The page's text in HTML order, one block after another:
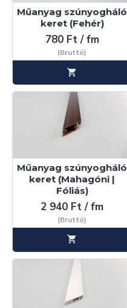
Műanyag szúnyogháló
keret (Fehér)
780 Ft / fm
(Bruttó)
Műanyag szúnyogháló
keret (Mahagóni |
Fóliás)
2 940 Ft / fm
(Bruttó)